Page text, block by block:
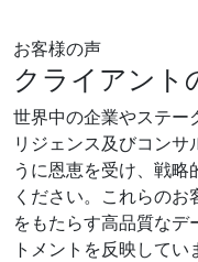
お客様の声
クライアント
世界中の企業やステー
リジェンス及びコン
うに恩恵を受け、戦
ください。これらの
をもたらす高品質なデ
トメントを反映してい